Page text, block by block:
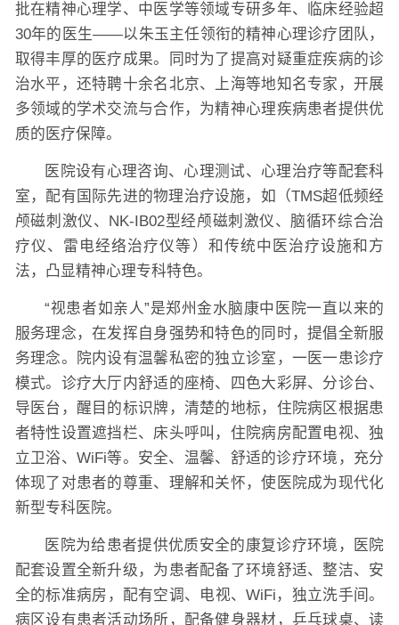
批在精神心理学、中医学等领域专研多年、临床经验超
30年的医生——以朱玉主任领衔的精神心理诊疗团队，
取得丰厚的医疗成果。同时为了提高对疑重症疾病的诊
治水平，还特聘十余名北京、上海等地知名专家，开展
多领域的学术交流与合作，为精神心理疾病患者提供优
质的医疗保障。
医院设有心理咨询、心理测试、心理治疗等配套科
室，配有国际先进的物理治疗设施，如（TMS超低频经
颅磁刺激仪、NK-IB02型经颅磁刺激仪、脑循环综合治
疗仪、雷电经络治疗仪等）和传统中医治疗设施和方
法，凸显精神心理专科特色。
“视患者如亲人”是郑州金水脑康中医院一直以来的
服务理念，在发挥自身强势和特色的同时，提倡全新服
务理念。院内设有温馨私密的独立诊室，一医一患诊疗
模式。诊疗大厅内舒适的座椅、四色大彩屏、分诊台、
导医台，醒目的标识牌，清楚的地标，住院病区根据患
者特性设置遮挡栏、床头呼叫，住院病房配置电视、独
立卫浴、WiFi等。安全、温馨、舒适的诊疗环境，充分
体现了对患者的尊重、理解和关怀，使医院成为现代化
新型专科医院。
医院为给患者提供优质安全的康复诊疗环境，医院
配套设置全新升级，为患者配备了环境舒适、整洁、安
全的标准病房，配有空调、电视、WiFi，独立洗手间。
病区设有患者活动场所，配备健身器材，乒乓球桌、读